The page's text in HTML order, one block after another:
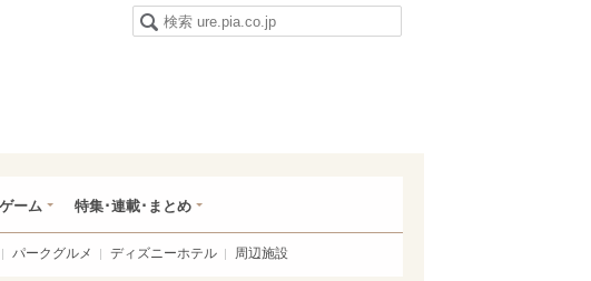
ーム 特集･連載･まとめ
パークグルメ ディズニーホテル 周辺施設